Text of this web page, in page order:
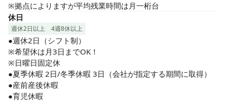
※拠点によりますが平均残業時間は月一桁台
休日
週休2日以上 4週8休以上
●週休2日（シフト制）
※希望休は月3日までOK！
※日曜日固定休
●夏季休暇 2日/冬季休暇 3日（会社が指定する期間に取得）
●産前産後休暇
●育児休暇